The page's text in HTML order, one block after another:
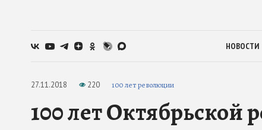
НОВОСТИ
27.11.2018 220 100 лет революции
100 лет Октябрьской